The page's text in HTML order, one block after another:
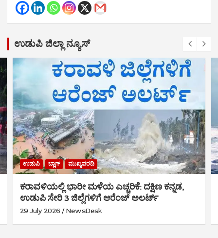
ಉಡುಪಿ ಜಿಲ್ಲಾ ನ್ಯೂಸ್
ಉಡುಪಿ ಬ್ಲಾಗ್ ಮುಖ್ಯವರದಿ
ಕರಾವಳಿಯಲ್ಲಿ ಭಾರೀ ಮಳೆಯ ಎಚ್ಚರಿಕೆ: ದಕ್ಷಿಣ ಕನ್ನಡ,
ಉಡುಪಿ ಸೇರಿ 3 ಜಿಲ್ಲೆಗಳಿಗೆ ಆರೆಂಜ್ ಅಲರ್ಟ್
29 July 2026 NewsDesk